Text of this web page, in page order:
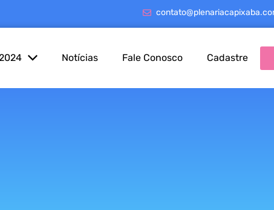
Notícias Fale Conosco Cadastre